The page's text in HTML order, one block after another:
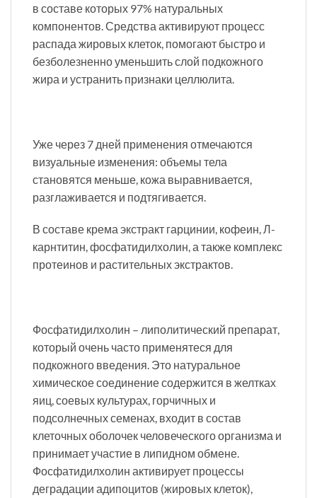
в составе которых 97% натуральных
компонентов. Средства активируют процесс
распада жировых клеток, помогают быстро и
безболезненно уменьшить слой подкожного
жира и устранить признаки целлюлита.
Уже через 7 дней применения отмечаются
визуальные изменения: объемы тела
становятся меньше, кожа выравнивается,
разглаживается и подтягивается.
В составе крема экстракт гарцинии, кофеин, Л-
карнтитин, фосфатидилхолин, а также комплекс
протеинов и растительных экстрактов.
Фосфатидилхолин – липолитический препарат,
который очень часто применятеся для
подкожного введения. Это натуральное
химическое соединение содержится в желтках
яиц, соевых культурах, горчичных и
подсолнечных семенах, входит в состав
клеточных оболочек человеческого организма и
принимает участие в липидном обмене.
Фосфатидилхолин активирует процессы
деградации адипоцитов (жировых клеток),